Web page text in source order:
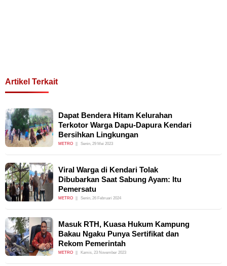
Artikel Terkait
Dapat Bendera Hitam Kelurahan
Terkotor Warga Dapu-Dapura Kendari
Bersihkan Lingkungan
METRO Senin, 29 Mei 2023
Viral Warga di Kendari Tolak
Dibubarkan Saat Sabung Ayam: Itu
Pemersatu
METRO Senin, 26 Februari 2024
Masuk RTH, Kuasa Hukum Kampung
Bakau Ngaku Punya Sertifikat dan
Rekom Pemerintah
METRO Kamis, 23 November 2023